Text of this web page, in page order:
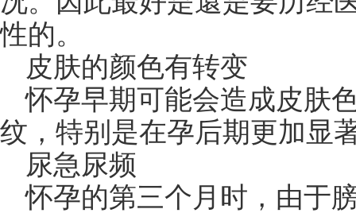
性的。
皮肤的颜色有转变
怀孕早期可能会造成皮肤
纹，特别是在孕后期更加显
尿急尿频
怀孕的第三个月时，由于